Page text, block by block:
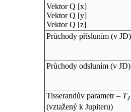
Vektor Q [x]
Vektor Q [y]
Vektor Q [z]
Průchody přísluním (v JD)
Průchody odsluním (v JD)
Tisserandův parametr – TJ
(vztažený k Jupiteru)